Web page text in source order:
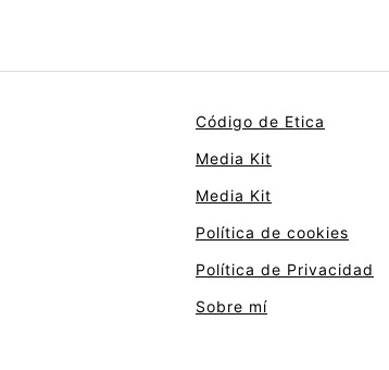
Código de Etica
Media Kit
Media Kit
Política de cookies
Política de Privacidad
Sobre mí